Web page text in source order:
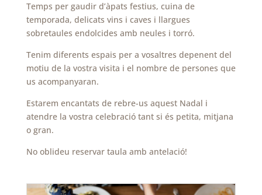
Temps per gaudir d’àpats festius, cuina de
temporada, delicats vins i caves i llargues
sobretaules endolcides amb neules i torró.
Tenim diferents espais per a vosaltres depenent del
motiu de la vostra visita i el nombre de persones que
us acompanyaran.
Estarem encantats de rebre-us aquest Nadal i
atendre la vostra celebració tant si és petita, mitjana
o gran.
No oblideu reservar taula amb antelació!